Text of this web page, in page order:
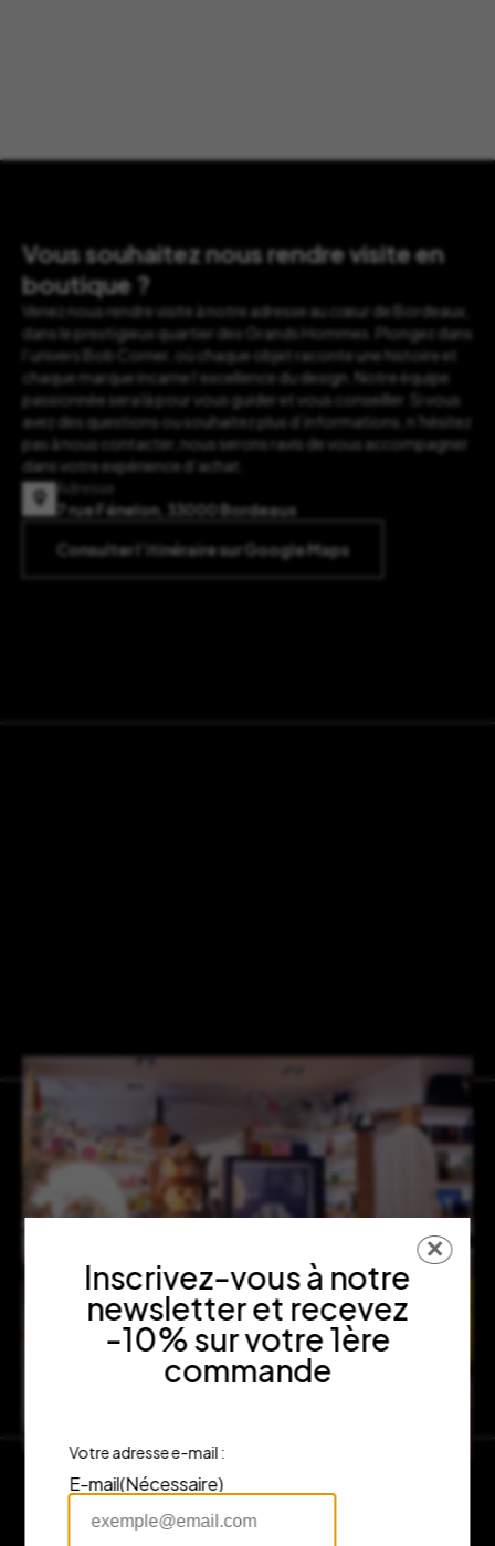
Vous souhaitez nous rendre visite en
boutique ?
Venez nous rendre visite à notre adresse au cœur de Bordeaux,
dans le prestigieux quartier des Grands Hommes. Plongez dans
l’univers Bob Corner, où chaque objet raconte une histoire et
chaque marque incarne l’excellence du design. Notre équipe
passionnée sera là pour vous guider et vous conseiller. Si vous
avez des questions ou souhaitez plus d’informations, n’hésitez
pas à nous contacter, nous serons ravis de vous accompagner
dans votre expérience d’achat.
Adresse
7 rue Fénelon, 33000 Bordeaux
Consulter l’itinéraire sur Google Maps
Inscrivez-vous à notre
newsletter et recevez
-10% sur votre 1ère
commande
Votre adresse e-mail :
E-mail(Nécessaire)
✕